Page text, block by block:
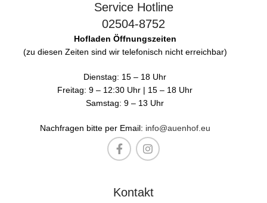
Service Hotline
02504-8752
Hofladen Öffnungszeiten
(zu diesen Zeiten sind wir telefonisch nicht erreichbar)
Dienstag: 15 – 18 Uhr
Freitag: 9 – 12:30 Uhr | 15 – 18 Uhr
Samstag: 9 – 13 Uhr
Nachfragen bitte per Email: info@auenhof.eu
Kontakt